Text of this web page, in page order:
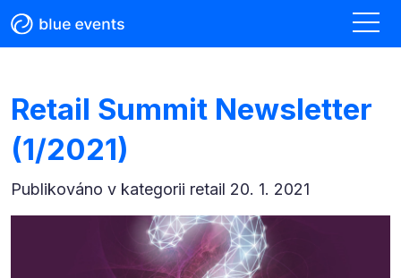
Retail Summit Newsletter
(1/2021)
Publikováno v kategorii retail 20. 1. 2021